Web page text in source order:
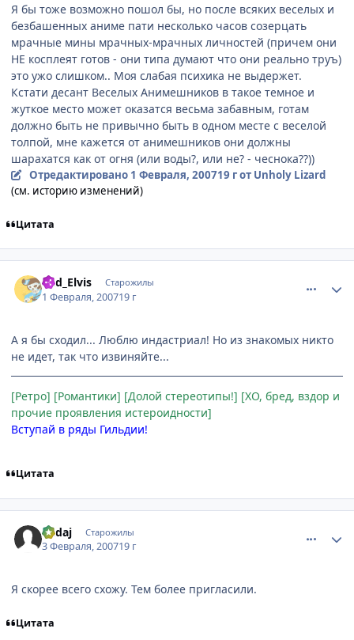
Я бы тоже возможно пошол бы, но после всяких веселых и
безбашенных аниме пати несколько часов созерцать
мрачные мины мрачных-мрачных личностей (причем они
НЕ косплеят готов - они типа думают что они реально труъ)
это ужо слишком.. Моя слабая психика не выдержет.
Кстати десант Веселых Анимешников в такое темное и
жуткое место может оказатся весьма забавным, готам
должно быть не привычно быть в одном месте с веселой
толпой, мне кажется от анимешников они должны
шарахатся как от огня (или воды?, или не? - чеснока??))
Отредактировано 1 Февраля, 200719 гот Unholy Lizard
(см. историю изменений)
Цитата
Bad_Elvis Старожилы
1 Февраля, 200719 г
А я бы сходил... Люблю индастриал! Но из знакомых никто
не идет, так что извиняйте...
[Ретро] [Романтики] [Долой стереотипы!] [ХО, бред, вздор и
прочие проявления истероидности]
Вступай в ряды Гильдии!
Цитата
Kadaj Старожилы
3 Февраля, 200719 г
Я скорее всего схожу. Тем более пригласили.
Цитата